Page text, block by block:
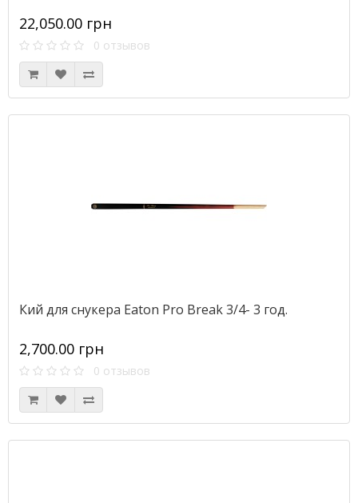
22,050.00 грн
0 отзывов
Кий для снукера Eaton Pro Break 3/4- 3 год.
2,700.00 грн
0 отзывов